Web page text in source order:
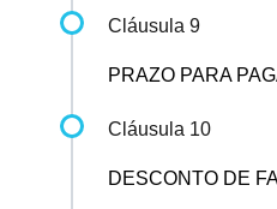
Cláusula 9
PRAZO PARA
Cláusula 10
DESCONTO DE